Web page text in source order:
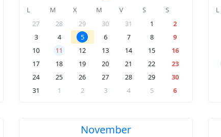
L M X M V S
S
27
28 29 30 31 1
2
3
4 5 6 7 8
9
10
11 12 13 14 15
16
17
18 19 20 21 22
23
24
25 26 27 28 29
30
31
1 2 3 4 5 6
L
November